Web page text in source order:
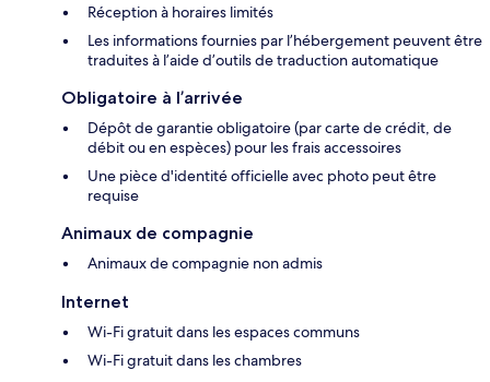
Réception à horaires limités
Les informations fournies par l’hébergement peuvent être
traduites à l’aide d’outils de traduction automatique
Obligatoire à l’arrivée
Dépôt de garantie obligatoire (par carte de crédit, de
débit ou en espèces) pour les frais accessoires
Une pièce d'identité officielle avec photo peut être
requise
Animaux de compagnie
Animaux de compagnie non admis
Internet
Wi-Fi gratuit dans les espaces communs
Wi-Fi gratuit dans les chambres